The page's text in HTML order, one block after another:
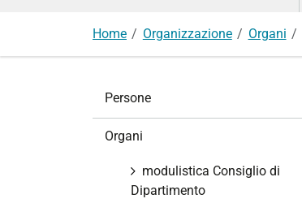
Home Organizzazione Organi
Persone
Organi
modulistica Consiglio di
Dipartimento